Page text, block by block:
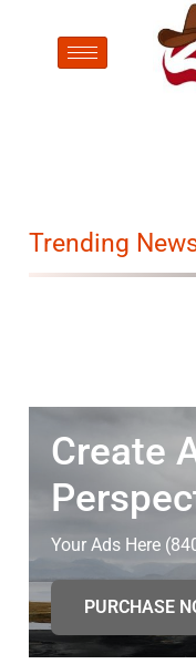
Trending
Create
Your Ads Here
PURCHASE